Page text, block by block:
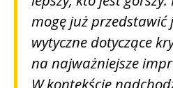
mogę już przedstawić
wytyczne dotyczące
na najważniejsze
W kontekście